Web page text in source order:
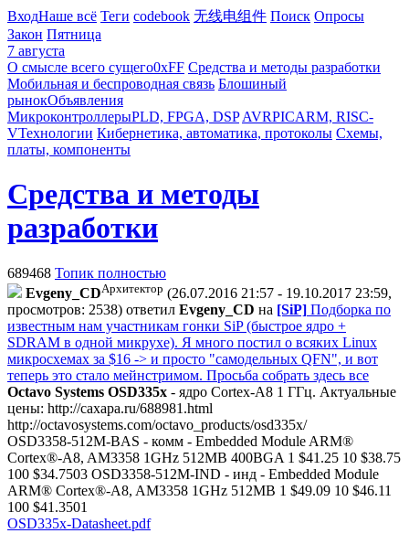
ВходНаше всё Теги codebook 无线电组件 Поиск Опросы
Закон Пятница
7 августа
О смысле всего сущего0xFF Средства и методы разработки
Мобильная и беспроводная связь Блошиный
рынокОбъявления
МикроконтроллерыPLD, FPGA, DSP AVRPICARM, RISC-
VТехнологии Кибернетика, автоматика, протоколы Схемы,
платы, компоненты
Средства и методы
разработки
689468 Топик полностью
Evgeny_CDАрхитектор (26.07.2016 21:57 - 19.10.2017 23:59,
просмотров: 2538) ответил Evgeny_CD на [SiP] Подборка по
известным нам участникам гонки SiP (быстрое ядро +
SDRAM в одной микрухе). Я много постил о всяких Linux
микросхемах за $16 -> и просто "самодельных QFN", и вот
теперь это стало мейнстримом. Просьба собрать здесь все
Octavo Systems OSD335x - ядро Cortex-A8 1 ГГц. Актуальные
цены: http://caxapa.ru/688981.html
http://octavosystems.com/octavo_products/osd335x/
OSD3358-512M-BAS - комм - Embedded Module ARM®
Cortex®-A8, AM3358 1GHz 512MB 400BGA 1 $41.25 10 $38.75
100 $34.7503 OSD3358-512M-IND - инд - Embedded Module
ARM® Cortex®-A8, AM3358 1GHz 512MB 1 $49.09 10 $46.11
100 $41.3501
OSD335x-Datasheet.pdf